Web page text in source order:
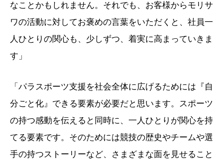
なことかもしれません。それでも、お客様からモリサ
ワの活動に対してお褒めの言葉をいただくと、社員一
人ひとりの関心も、少しずつ、着実に高まっていきま
す」
「パラスポーツ支援を社会全体に広げるためには『自
分ごと化』できる要素が必要だと思います。スポーツ
の持つ感動を伝えると同時に、一人ひとりが関心を持
てる要素です。そのためには競技の歴史やチームや選
手の持つストーリーなど、さまざまな面を見せること